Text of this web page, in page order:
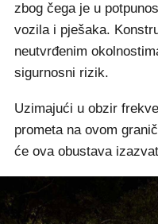
zbog čega je u
vozila i pješaka.
neutvrđenim
sigurnosni rizik.
Uzimajući u obzir
prometa na ovom
će ova obustava